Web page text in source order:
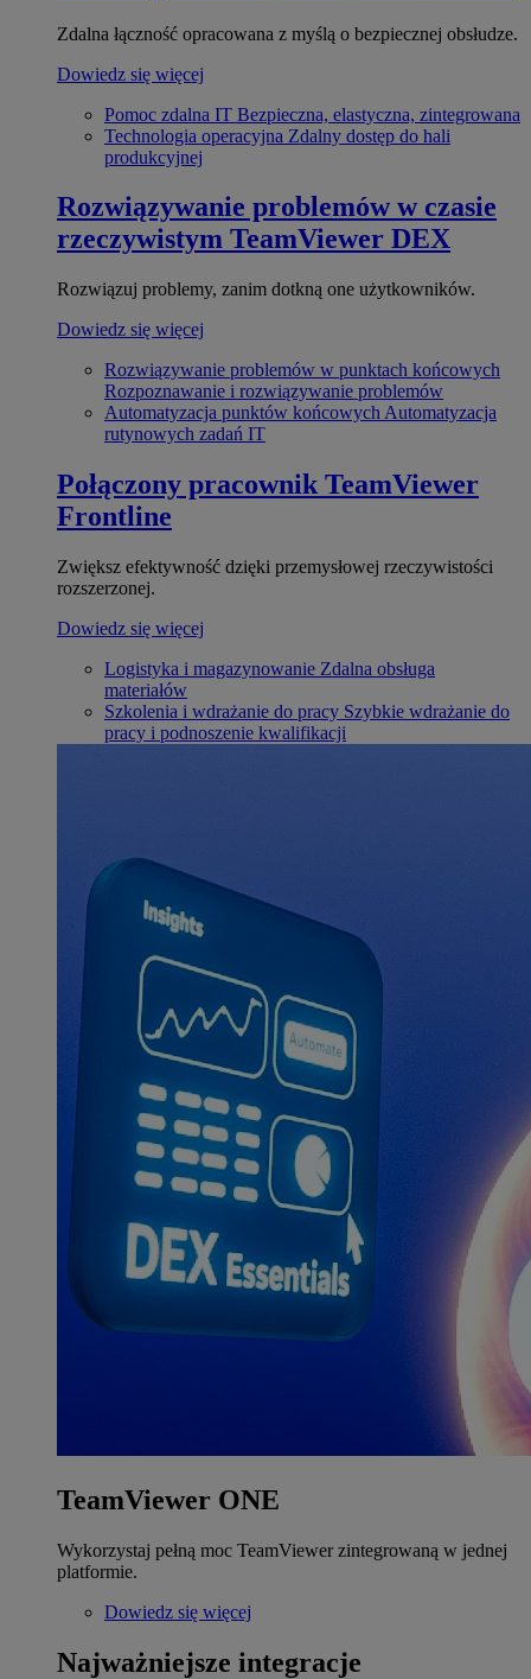
Zdalna łączność opracowana z myślą o bezpiecznej obsłudze.
Dowiedz się więcej
Pomoc zdalna IT Bezpieczna, elastyczna, zintegrowana
Technologia operacyjna Zdalny dostęp do hali
produkcyjnej
Rozwiązywanie problemów w czasie
rzeczywistym TeamViewer DEX
Rozwiązuj problemy, zanim dotkną one użytkowników.
Dowiedz się więcej
Rozwiązywanie problemów w punktach końcowych
Rozpoznawanie i rozwiązywanie problemów
Automatyzacja punktów końcowych Automatyzacja
rutynowych zadań IT
Połączony pracownik TeamViewer
Frontline
Zwiększ efektywność dzięki przemysłowej rzeczywistości
rozszerzonej.
Dowiedz się więcej
Logistyka i magazynowanie Zdalna obsługa
materiałów
Szkolenia i wdrażanie do pracy Szybkie wdrażanie do
pracy i podnoszenie kwalifikacji
TeamViewer ONE
Wykorzystaj pełną moc TeamViewer zintegrowaną w jednej
platformie.
Dowiedz się więcej
Najważniejsze integracje